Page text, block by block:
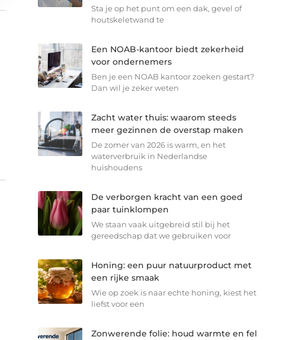
Sta je op het punt om een dak, gevel of
houtskeletwand te
Een NOAB-kantoor biedt zekerheid
voor ondernemers
Ben je een NOAB kantoor zoeken gestart?
Dan wil je zeker weten
Zacht water thuis: waarom steeds
meer gezinnen de overstap maken
De zomer van 2026 is warm, en het
waterverbruik in Nederlandse
huishoudens
De verborgen kracht van een goed
paar tuinklompen
We staan vaak uitgebreid stil bij het
gereedschap dat we gebruiken voor
Honing: een puur natuurproduct met
een rijke smaak
Wie op zoek is naar echte honing, kiest het
liefst voor een
Zonwerende folie: houd warmte en fel